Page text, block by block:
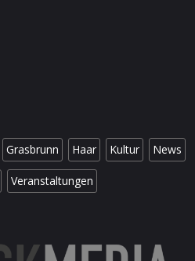
Grasbrunn Haar Kultur News
Veranstaltungen